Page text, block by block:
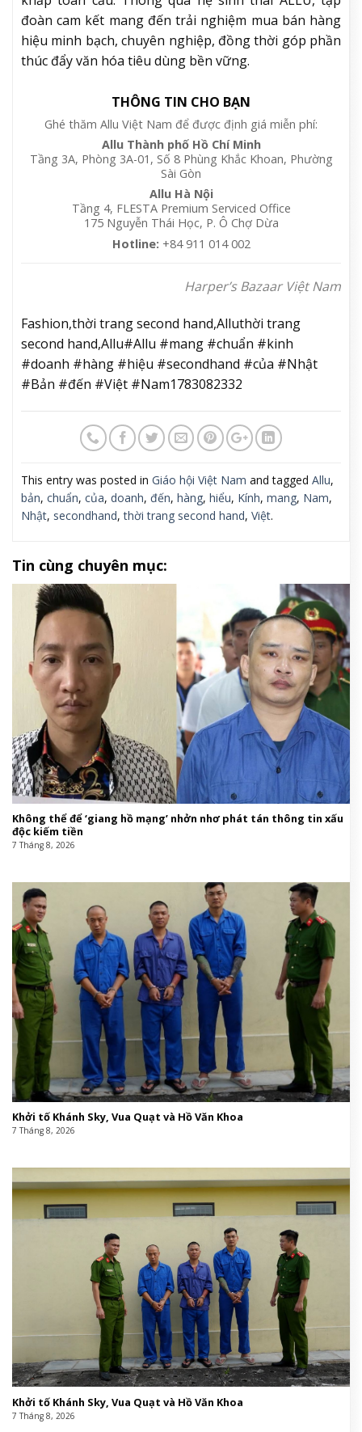
đoàn cam kết mang đến trải nghiệm mua bán hàng
hiệu minh bạch, chuyên nghiệp, đồng thời góp phần
thúc đẩy văn hóa tiêu dùng bền vững.
THÔNG TIN CHO BẠN
Ghé thăm Allu Việt Nam để được định giá miễn phí:
Allu Thành phố Hồ Chí Minh
Tầng 3A, Phòng 3A-01, Số 8 Phùng Khắc Khoan, Phường
Sài Gòn
Allu Hà Nội
Tầng 4, FLESTA Premium Serviced Office
175 Nguyễn Thái Học, P. Ô Chợ Dừa
Hotline: +84 911 014 002
Harper’s Bazaar Việt Nam
Fashion,thời trang second hand,Alluthời trang
second hand,Allu#Allu #mang #chuẩn #kinh
#doanh #hàng #hiệu #secondhand #của #Nhật
#Bản #đến #Việt #Nam1783082332
This entry was posted in Giáo hội Việt Nam and tagged Allu,
bản, chuẩn, của, doanh, đến, hàng, hiểu, Kính, mang, Nam,
Nhật, secondhand,thời trang second hand, Việt.
Tin cùng chuyên mục:
Không thể để ‘giang hồ mạng’ nhởn nhơ phát tán thông tin xấu
độc kiếm tiền
7 Tháng 8, 2026
Khởi tố Khánh Sky, Vua Quạt và Hồ Văn Khoa
7 Tháng 8, 2026
Khởi tố Khánh Sky, Vua Quạt và Hồ Văn Khoa
7 Tháng 8, 2026